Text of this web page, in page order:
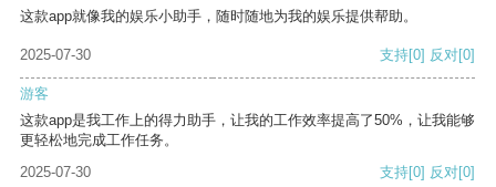
这款app就像我的娱乐小助手，随时随地为我的娱乐提供帮助。
2025-07-30 支持[0] 反对[0]
游客
这款app是我工作上的得力助手，让我的工作效率提高了50%，让我能够
更轻松地完成工作任务。
2025-07-30
支持[0] 反对[0]